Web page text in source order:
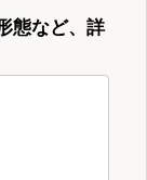
態など、詳